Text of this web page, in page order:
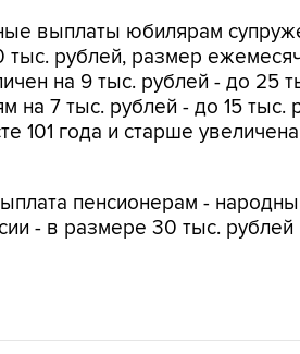
выплаты юбилярам
тыс. рублей, размер
на 9 тыс. рублей - до 25
на 7 тыс. рублей - до 15 тыс.
101 года и старше
пенсионерам -
- в размере 30 тыс. рублей